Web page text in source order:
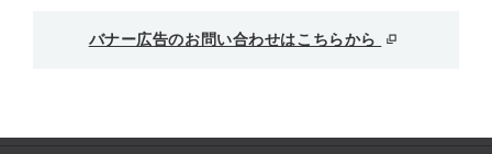
バナー広告のお問い合わせはこちらから